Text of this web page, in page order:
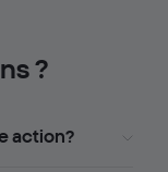
?
action?